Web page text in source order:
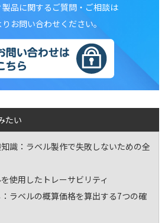
品に関するご質問・ご相談は
お問い合わせください。
たい
識： ラベル製作で失敗しないための全
使用したトレーサビリティ
ラベルの概算価格を算出する7つの確